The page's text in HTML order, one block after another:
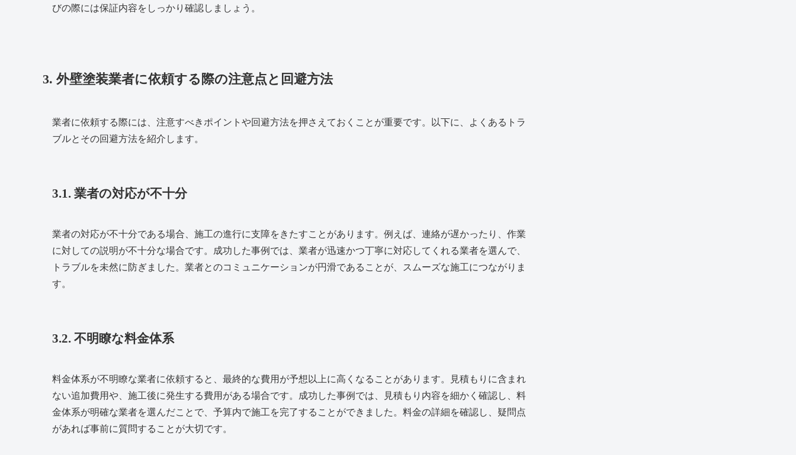
びの際には保証内容をしっかり確認しましょう。
3. 外壁塗装業者に依頼する際の注意点と回避方法
業者に依頼する際には、注意すべきポイントや回避方法を押さえておくことが重要です。以下に、よくあるトラ
ブルとその回避方法を紹介します。
3.1. 業者の対応が不十分
業者の対応が不十分である場合、施工の進行に支障をきたすことがあります。例えば、連絡が遅かったり、作業
に対しての説明が不十分な場合です。成功した事例では、業者が迅速かつ丁寧に対応してくれる業者を選んで、
トラブルを未然に防ぎました。業者とのコミュニケーションが円滑であることが、スムーズな施工につながりま
す。
3.2. 不明瞭な料金体系
料金体系が不明瞭な業者に依頼すると、最終的な費用が予想以上に高くなることがあります。見積もりに含まれ
ない追加費用や、施工後に発生する費用がある場合です。成功した事例では、見積もり内容を細かく確認し、料
金体系が明確な業者を選んだことで、予算内で施工を完了することができました。料金の詳細を確認し、疑問点
があれば事前に質問することが大切です。